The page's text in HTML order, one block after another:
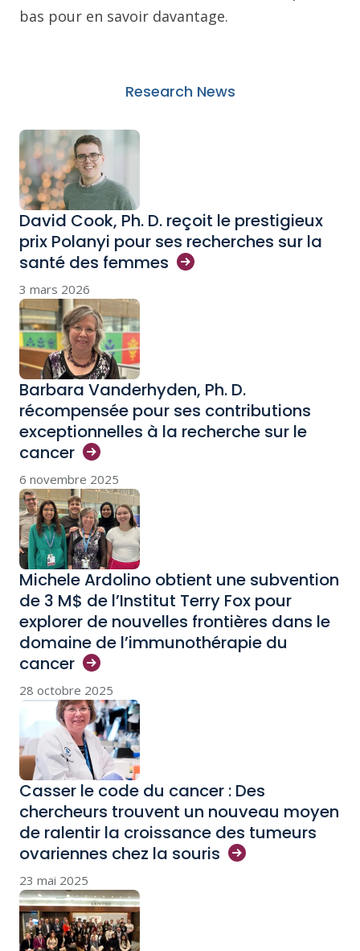
bas pour en savoir davantage.
Research News
David Cook, Ph. D. reçoit le prestigieux
prix Polanyi pour ses recherches sur la
santé des femmes
3 mars 2026
Barbara Vanderhyden, Ph. D.
récompensée pour ses contributions
exceptionnelles à la recherche sur le
cancer
6 novembre 2025
Michele Ardolino obtient une subvention
de 3 M$ de l’Institut Terry Fox pour
explorer de nouvelles frontières dans le
domaine de l’immunothérapie du
cancer
28 octobre 2025
Casser le code du cancer : Des
chercheurs trouvent un nouveau moyen
de ralentir la croissance des tumeurs
ovariennes chez la souris
23 mai 2025